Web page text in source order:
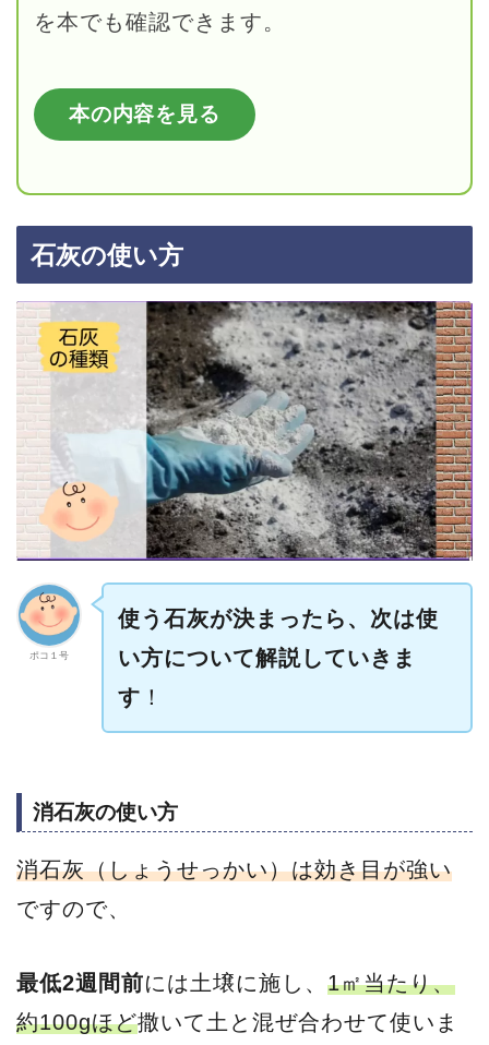
を本でも確認できます。
本の内容を見る
石灰の使い方
ポコ１号
使う石灰が決まったら、次は使
い方について解説していきま
す ！
消石灰の使い方
消石灰（しょうせっかい）は効き目が強い
ですので、
最低2週間前には土壌に施し、 1㎡当たり、
約100gほど撒いて土と混ぜ合わせて使いま